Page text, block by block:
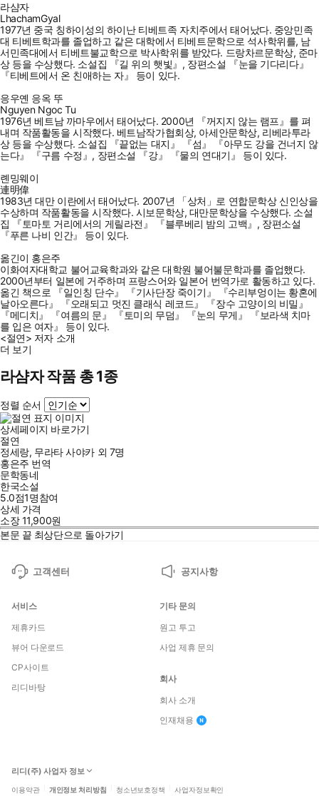
라샴자
LhachamGyal
1977년 중국 칭하이성의 하이난 티베트족 자치주에서 태어났다. 중앙민족
대 티베트학과를 졸업하고 같은 대학에서 티베트문학으로 석사학위를, 남
서민족대에서 티베트불교학으로 박사학위를 받았다. 드랑차르문학상, 준마
상 등을 수상했다. 소설집 『길 위의 햇빛』, 장편소설 『눈을 기다리다』
『티베트에서 온 친애하는 자』 등이 있다.
응우옌 응옥 뚜
Nguyen Ngoc Tu
1976년 베트남 까마우에서 태어났다. 2000년 『꺼지지 않는 램프』를 펴
내며 작품활동을 시작했다. 베트남작가협회상, 아세안문학상, 리베라투라
상 등을 수상했다. 소설집 『끝없는 대지』 『섬』 『아무도 강을 건너지 않
는다』 『구름 수정』, 장편소설 『강』 『물의 연대기』 등이 있다.
롄밍웨이
連明偉
1983년 대만 이란에서 태어났다. 2007년 「상처」로 연합문학상 신인상을
수상하며 작품활동을 시작했다. 시보문학상, 대만문학상을 수상했다. 소설
집 『토마토 거리에서의 게릴라전』 『블루베리 밤의 고백』, 장편소설
『푸른 나비 인간』 등이 있다.
옮긴이 홍은주
이화여자대학교 불어교육학과와 같은 대학원 불어불문학과를 졸업했다.
2000년부터 일본에 거주하며 프랑스어와 일본어 번역가로 활동하고 있다.
옮긴 책으로 『일인칭 단수』 『기사단장 죽이기』 『수리부엉이는 황혼에
날아오른다』 『오래되고 멋진 클래식 레코드』 『장수 고양이의 비밀』
『메디치』 『여름의 문』 『토미의 무덤』 『눈의 무게』 『보라색 치마
를 입은 여자』 등이 있다.
<절연> 저자 소개
더 보기
라샴자 작품 총 1종
정렬 순서
상세페이지 바로가기
절연
정세랑, 무라타 사야카외 7명
홍은주 번역
문학동네
한국소설
5.0점1명참여
상세 가격
소장11,900원
본문 끝 최상단으로 돌아가기
고객센터 공지사항
서비스
제휴카드
뷰어 다운로드
CP사이트
리디바탕
기타 문의
원고 투고
사업 제휴 문의
회사
회사 소개
인재채용
리디(주) 사업자 정보
이용약관 개인정보 처리방침 청소년보호정책 사업자정보확인